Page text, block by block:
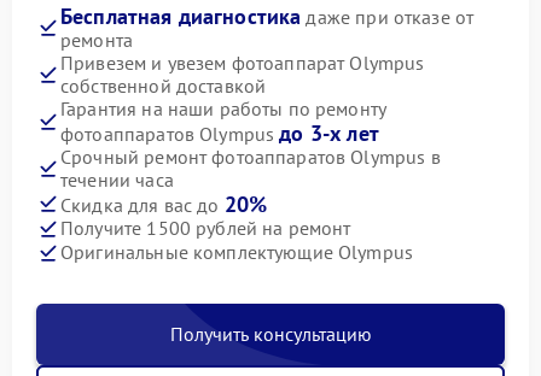
Бесплатная диагностика даже при отказе от
ремонта
Привезем и увезем фотоаппарат Olympus
собственной доставкой
Гарантия на наши работы по ремонту
фотоаппаратов Olympusдо 3-х лет
Срочный ремонт фотоаппаратов Olympus в
течении часа
Скидка для вас до 20%
Получите 1500 рублей на ремонт
Оригинальные комплектующие Olympus
Получить консультацию